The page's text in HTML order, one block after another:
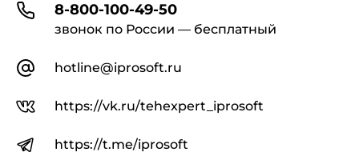
8-800-100-49-50
звонок по России — бесплатный
hotline@iprosoft.ru
https://vk.ru/tehexpert_iprosoft
https://t.me/iprosoft